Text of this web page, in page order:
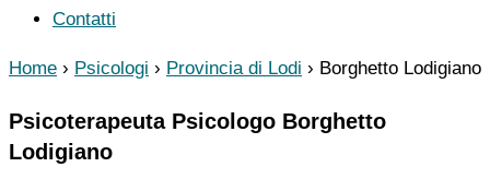
Contatti
Home › Psicologi › Provincia di Lodi › Borghetto Lodigiano
Psicoterapeuta Psicologo Borghetto
Lodigiano